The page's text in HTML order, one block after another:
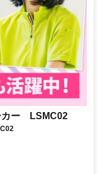
カー LSMC02